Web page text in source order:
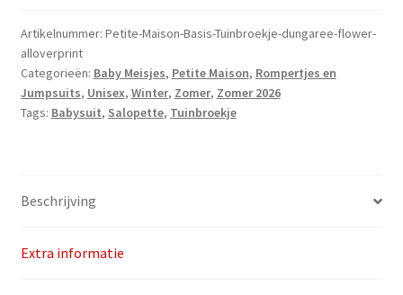
maat
50/56
aantal
Artikelnummer: Petite-Maison-Basis-Tuinbroekje-dungaree-flower-
alloverprint
Categorieën: Baby Meisjes, Petite Maison, Rompertjes en
Jumpsuits, Unisex, Winter, Zomer, Zomer 2026
Tags: Babysuit, Salopette, Tuinbroekje
Beschrijving
Extra informatie